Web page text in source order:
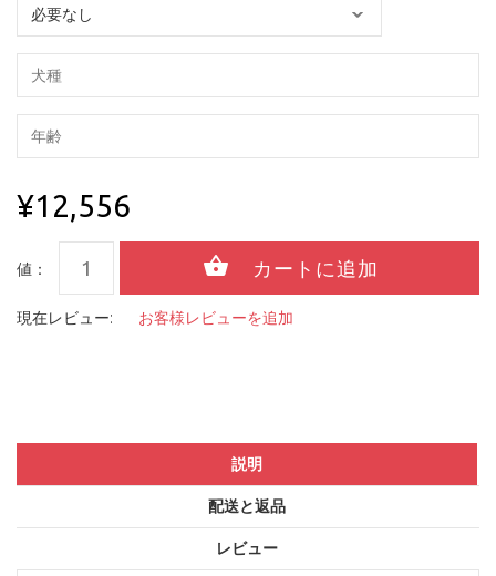
¥12,556
値：
現在レビュー: お客様レビューを追加
説明
配送と返品
レビュー